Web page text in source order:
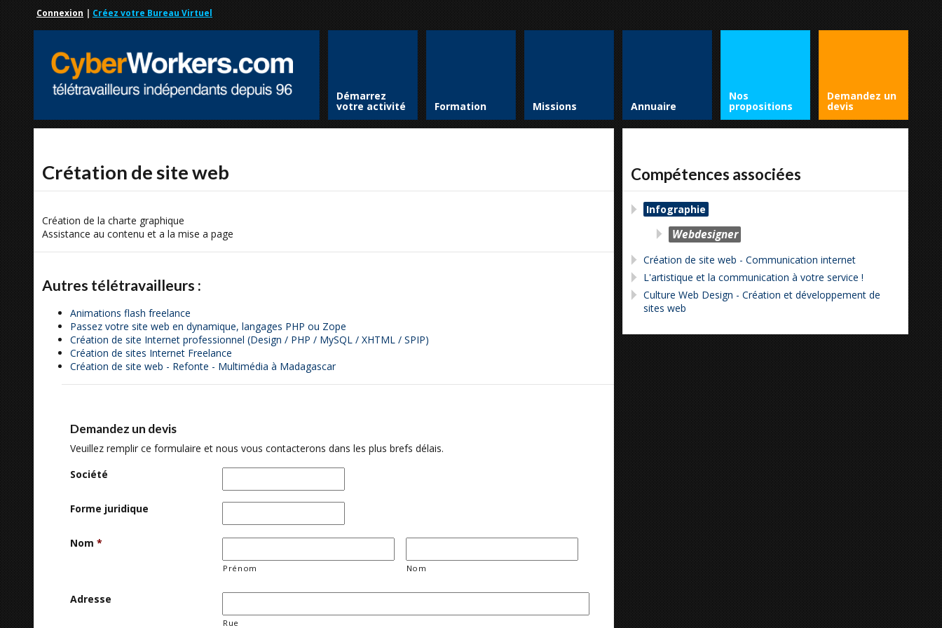
Connexion | Créez votre Bureau Virtuel
Démarrez
votre activité Formation Missions Annuaire
Nos
propositions
Demandez un
devis
Crétation de site web
Création de la charte graphique
Assistance au contenu et a la mise a page
Autres télétravailleurs :
Animations flash freelance
Passez votre site web en dynamique, langages PHP ou Zope
Création de site Internet professionnel (Design / PHP / MySQL / XHTML / SPIP)
Création de sites Internet Freelance
Création de site web - Refonte - Multimédia à Madagascar
Demandez un devis
Veuillez remplir ce formulaire et nous vous contacterons dans les plus brefs délais.
Société
Forme juridique
Nom *
Prénom Nom
Adresse
Rue
Compétences associées
Infographie
Webdesigner
Création de site web - Communication internet
L'artistique et la communication à votre service !
Culture Web Design - Création et développement de
sites web